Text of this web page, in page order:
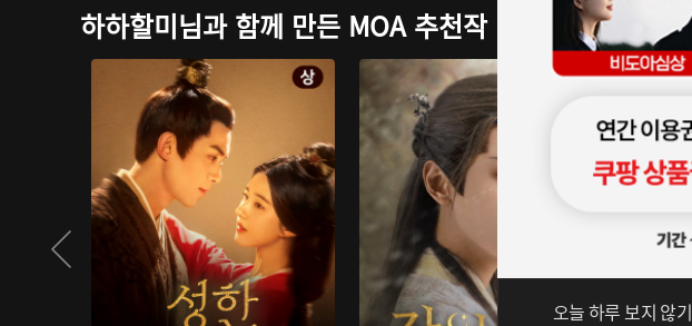
하하할미님과 함께 만든 MOA 추천작
오늘 하루 보지 않기